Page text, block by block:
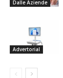
Dalle Aziende
Advertorial